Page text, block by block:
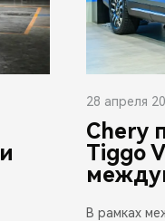
28 апреля
Chery
Tiggo
В рамках